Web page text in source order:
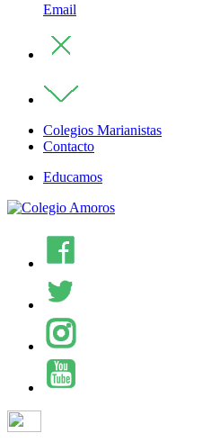
Email
Colegios Marianistas
Contacto
Educamos